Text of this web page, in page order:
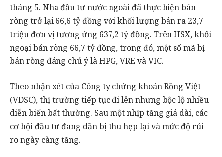
tháng 5. Nhà đầu tư nước ngoài đã thực hiện bán
ròng trở lại 66,6 tỷ đồng với khối lượng bán ra 23,7
triệu đơn vị tương ứng 637,2 tỷ đồng. Trên HSX, khối
ngoại bán ròng 66,7 tỷ đồng, trong đó, một số mã bị
bán ròng đáng chú ý là HPG, VRE và VIC.
Theo nhận xét của Công ty chứng khoán Rồng Việt
(VDSC), thị trường tiếp tục đi lên nhưng bộc lộ nhiều
diễn biến bất thường. Sau một nhịp tăng giá dài, các
cơ hội đầu tư đang dần bị thu hẹp lại và mức độ rủi
ro ngày càng tăng.